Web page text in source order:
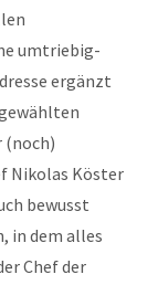
umtriebig-
ergänzt
(noch)
Nikolas Köster
bewusst
in dem alles
Chef der